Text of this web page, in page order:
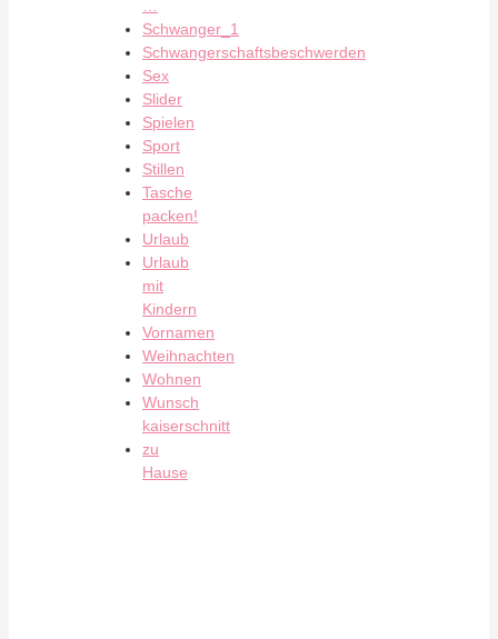
Schwanger_1
Schwangerschaftsbeschwerden
Sex
Slider
Spielen
Sport
Stillen
Tasche
packen!
Urlaub
Urlaub
mit
Kindern
Vornamen
Weihnachten
Wohnen
Wunsch
kaiserschnitt
zu
Hause